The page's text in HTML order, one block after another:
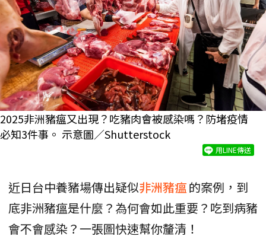
2025非洲豬瘟又出現？吃豬肉會被感染嗎？防堵疫情
必知3件事。 示意圖／Shutterstock
用LINE傳送
近日台中養豬場傳出疑似非洲豬瘟的案例，到
底非洲豬瘟是什麼？為何會如此重要？吃到病豬
會不會感染？一張圖快速幫你釐清！